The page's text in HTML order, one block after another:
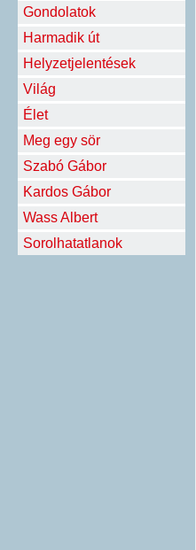
Gondolatok
Harmadik út
Helyzetjelentések
Világ
Élet
Meg egy sör
Szabó Gábor
Kardos Gábor
Wass Albert
Sorolhatatlanok